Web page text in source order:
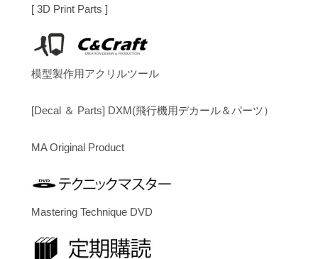
[ 3D Print Parts ]
模型製作用アクリルツール
[Decal ＆ Parts] DXM(飛行機用デカール＆パーツ）
MA Original Product
Mastering Technique DVD